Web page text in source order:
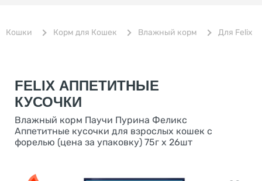
Кошки Корм для Кошек Влажный корм Для Felix
FELIX АППЕТИТНЫЕ
КУСОЧКИ
Влажный корм Паучи Пурина Феликс
Аппетитные кусочки для взрослых кошек с
форелью (цена за упаковку) 75г х 26шт